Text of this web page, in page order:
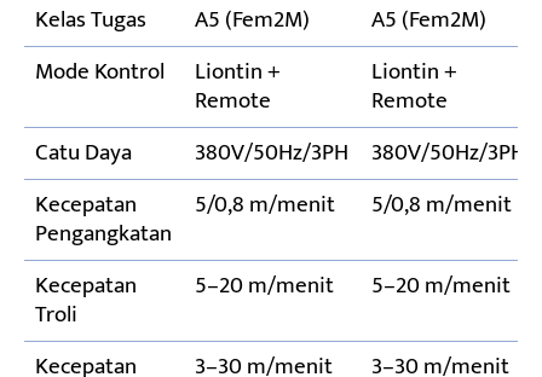
Kelas Tugas
A5 (Fem2M)
A5 (Fem2M)
Mode Kontrol
Liontin +
Remote
Liontin +
Remote
Catu Daya
380V/50Hz/3PH
380V/50Hz/3PH
Kecepatan
Pengangkatan
5/0,8 m/menit 5/0,8 m/menit
Kecepatan
Troli
5–20 m/menit 5–20 m/menit
Kecepatan 3–30 m/menit 3–30 m/menit